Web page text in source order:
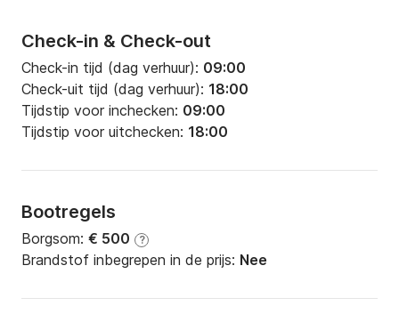
Check-in & Check-out
Check-in tijd (dag verhuur): 09:00
Check-uit tijd (dag verhuur): 18:00
Tijdstip voor inchecken: 09:00
Tijdstip voor uitchecken: 18:00
Bootregels
Borgsom: € 500 ?
Brandstof inbegrepen in de prijs: Nee